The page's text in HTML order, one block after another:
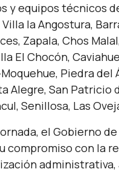
y equipos técnicos
Villa la Angostura,
Zapala, Chos
El Chocón,
Piedra del
Alegre, San Patricio
Senillosa, Las
el Gobierno
compromiso con la
administrativa,